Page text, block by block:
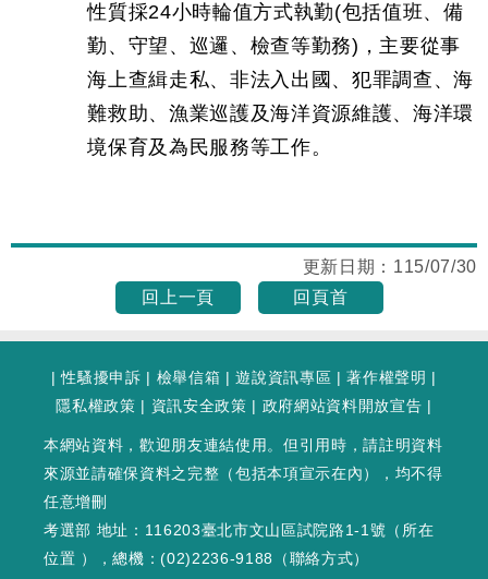
性質採24小時輪值方式執勤(包括值班、備
勤、守望、巡邏、檢查等勤務)，主要從事
海上查緝走私、非法入出國、犯罪調查、海
難救助、漁業巡護及海洋資源維護、海洋環
境保育及為民服務等工作。
更新日期： 115/07/30
回上一頁
回頁首
|性騷擾申訴 | 檢舉信箱 |遊說資訊專區 |著作權聲明 |
隱私權政策 | 資訊安全政策 | 政府網站資料開放宣告 |
本網站資料，歡迎朋友連結使用。但引用時，請註明資料
來源並請確保資料之完整（包括本項宣示在內），均不得
任意增刪
考選部 地址：116203臺北市文山區試院路1-1號（ 所在
位置 ），總機：(02)2236-9188（聯絡方式）